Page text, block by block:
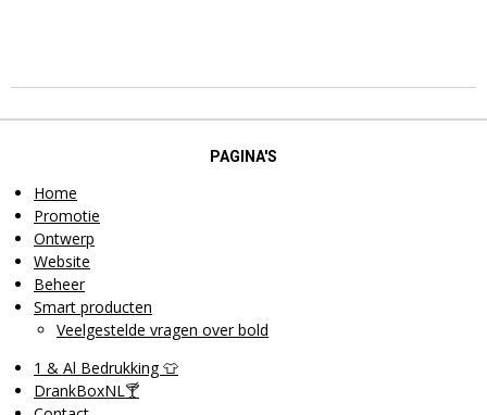
PAGINA'S
Home
Promotie
Ontwerp
Website
Beheer
Smart producten
Veelgestelde vragen over bold
1 & Al Bedrukking 👕
DrankBoxNL🍸